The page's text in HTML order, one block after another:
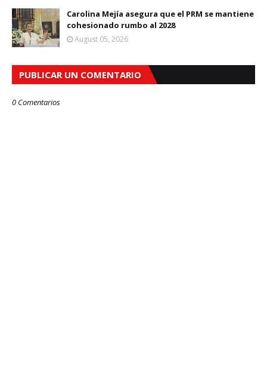
Carolina Mejía asegura que el PRM se mantiene
cohesionado rumbo al 2028
August 05, 2026
PUBLICAR UN COMENTARIO
0 Comentarios